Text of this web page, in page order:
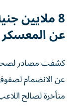
8 ملايين
عن المعسكر
كشفت مصادر
عن الانضمام
متأخرة لصالح